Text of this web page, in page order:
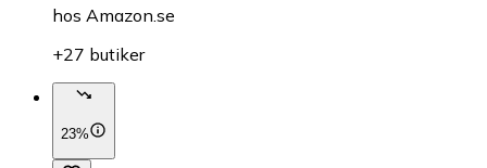
hos Amazon.se
+27 butiker
23%